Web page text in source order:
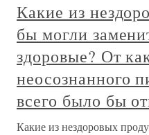
Какие из
бы могли
здоровые? От
неосознанного
всего было бы
Какие из нездоровых